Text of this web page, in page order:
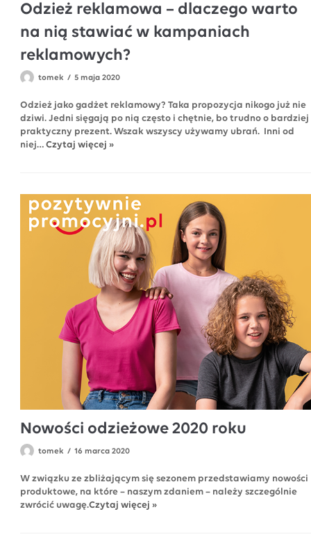
Odzież reklamowa – dlaczego warto
na nią stawiać w kampaniach
reklamowych?
tomek 5 maja 2020
Odzież jako gadżet reklamowy? Taka propozycja nikogo już nie
dziwi. Jedni sięgają po nią często i chętnie, bo trudno o bardziej
praktyczny prezent. Wszak wszyscy używamy ubrań. Inni od
niej… Czytaj więcej »
Nowości odzieżowe 2020 roku
tomek 16 marca 2020
W związku ze zbliżającym się sezonem przedstawiamy nowości
produktowe, na które – naszym zdaniem – należy szczególnie
zwrócić uwagę.Czytaj więcej »